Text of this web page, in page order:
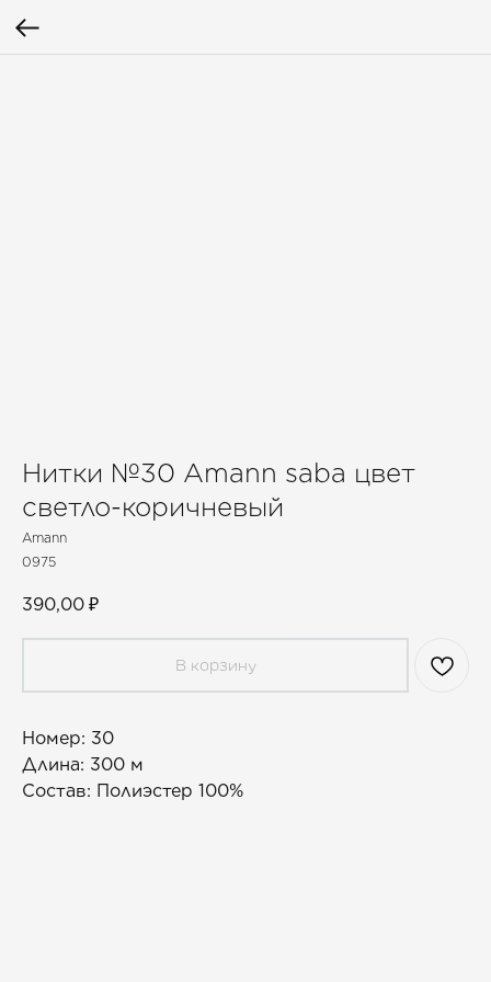
Нитки №30 Amann saba цвет
светло-коричневый
Amann
0975
390,00 ₽
В корзину
Номер: 30
Длина: 300 м
Состав: Полиэстер 100%